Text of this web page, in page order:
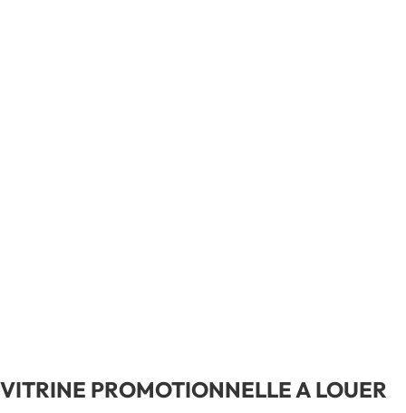
VITRINE PROMOTIONNELLE A LOUER